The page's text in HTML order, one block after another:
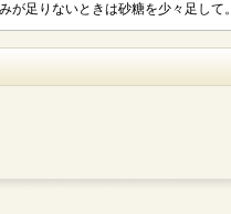
足りないときは砂糖を少々足して。